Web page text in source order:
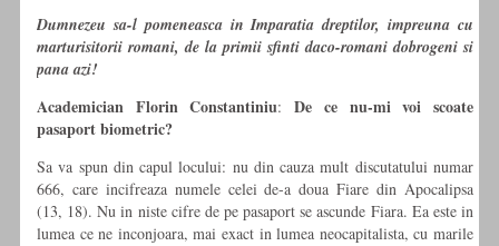
Dumnezeu sa-l pomeneasca in Imparatia dreptilor, impreuna cu
marturisitorii romani, de la primii sfinti daco-romani dobrogeni si
pana azi!
Academician Florin Constantiniu:De ce nu-mi voi scoate
pasaport biometric?
Sa va spun din capul locului: nu din cauza mult discutatului numar
666, care incifreaza numele celei de-a doua Fiare din Apocalipsa
(13, 18). Nu in niste cifre de pe pasaport se ascunde Fiara. Ea este in
lumea ce ne inconjoara, mai exact in lumea neocapitalista, cu marile